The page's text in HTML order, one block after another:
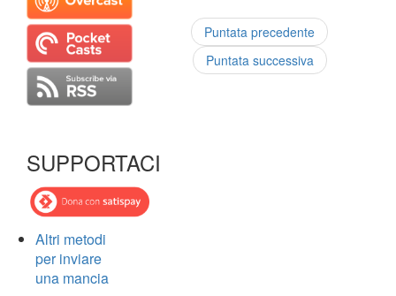
SUPPORTACI
Altri metodi
per inviare
una mancia
Puntata precedente
Puntata successiva